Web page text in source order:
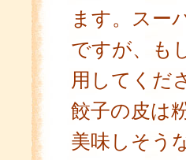
ます。スー
ですが、も
用してくだ
餃子の皮は
美味しそう